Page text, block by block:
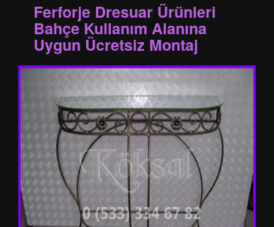
Ferforje Dresuar Ürünleri
Bahçe Kullanım Alanına
Uygun Ücretsiz Montaj